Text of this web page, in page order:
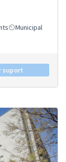
Municipal
suport